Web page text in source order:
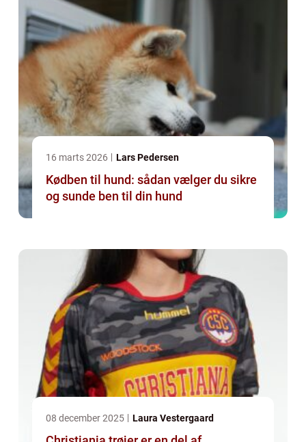
16 marts 2026 Lars Pedersen
Kødben til hund: sådan vælger du sikre
og sunde ben til din hund
08 december 2025 Laura Vestergaard